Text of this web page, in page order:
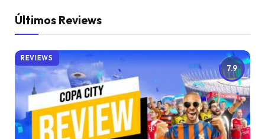
Últimos Reviews
7.9
REVIEWS